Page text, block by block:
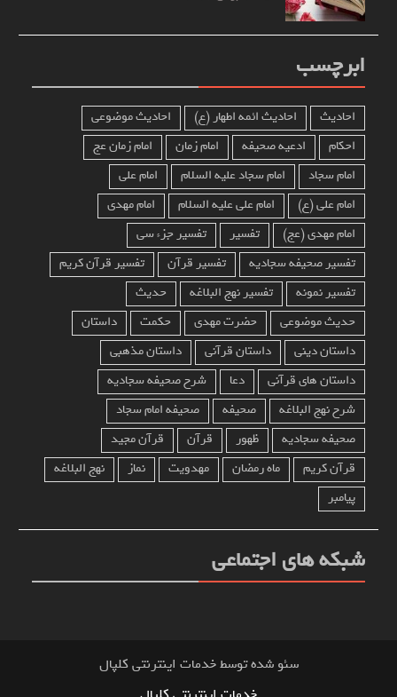
ابرچسب
احادیث احادیث ائمه اطهار (ع)
احادیث موضوعی
احکام
ادعیه صحیفه امام زمان
امام زمان عج
امام سجاد
امام سجاد علیه السلام
امام علی
امام علی (ع)
امام علی علیه السلام
امام مهدی
امام مهدی (عج)
تفسیر
تفسیر جزء سی
تفسیر صحیفه سجادیه
تفسیر قرآن
تفسیر قرآن کریم
تفسیر نمونه
تفسیر نهج البلاغه
حدیث
حدیث موضوعی
حضرت مهدی حکمت
داستان
داستان دینی
داستان قرآنی
داستان مذهبی
داستان های قرآنی
دعا
شرح صحیفه سجادیه
شرح نهج البلاغه
صحیفه
صحیفه امام سجاد
صحیفه سجادیه
ظهور قرآن
قرآن مجید
قرآن کریم
ماه رمضان مهدویت نماز
نهج البلاغه
پیامبر
شبکه های اجتماعی
سئو شده توسط خدمات اینترنتی کلپال